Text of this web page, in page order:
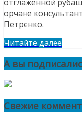
отглаженной
орчане
Петренко.
Читайте далее
А вы
Свежие